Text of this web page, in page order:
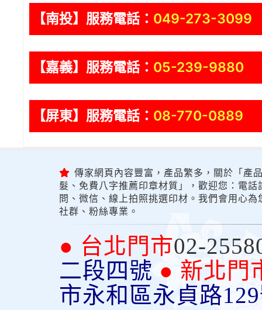
【南投】服務電話： 049-273-3099
【嘉義】服務電話： 05-239-9880
【屏東】服務電話： 08-770-0889
傳家網頁內容豐富，產品繁多，關於「產
髮、免費八字推薦印章材質」，歡迎您：電
問、微信、線上拍照挑選印材。我們會用心
社群、粉絲專業。
● 台北門市02-
二段四號 ● 新北門
市永和區永貞路